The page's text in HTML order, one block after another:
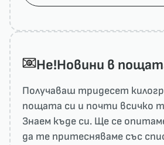
He!Новини в
Получаваш тридесет
пощата си и почти всичко
Знаем къде си. Ще се
да те притесняваме със